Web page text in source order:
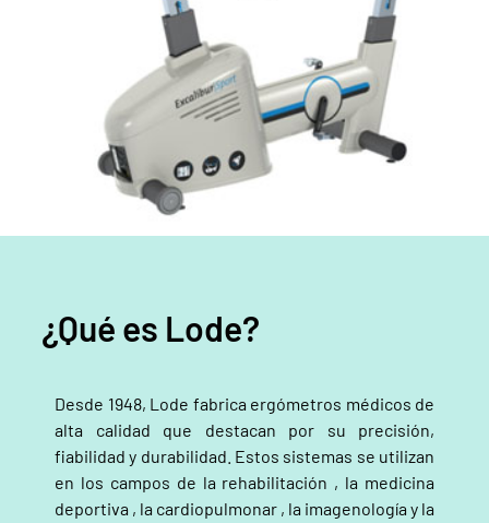
¿Qué es Lode?
Desde 1948, Lode fabrica ergómetros médicos de
alta calidad que destacan por su precisión,
fiabilidad y durabilidad. Estos sistemas se utilizan
en los campos de la rehabilitación , la medicina
deportiva , la cardiopulmonar , la imagenología y la